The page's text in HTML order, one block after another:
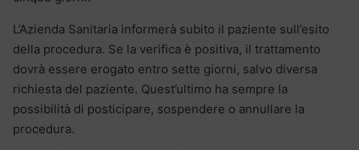
L’Azienda Sanitaria informerà subito il paziente sull’esito
della procedura. Se la verifica è positiva, il trattamento
dovrà essere erogato entro sette giorni, salvo diversa
richiesta del paziente. Quest’ultimo ha sempre la
possibilità di posticipare, sospendere o annullare la
procedura.